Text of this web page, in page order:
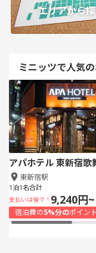
エリアから
ミニッツで人気
アパホテル 東新宿歌
東新宿駅
1泊1名合計
支払いは後で！ 9,240円~
宿泊費の5%分のポイン